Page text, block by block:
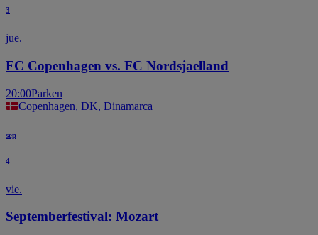
3
jue.
FC Copenhagen vs. FC Nordsjaelland
20:00Parken
Copenhagen, DK, Dinamarca
sep
4
vie.
Septemberfestival: Mozart